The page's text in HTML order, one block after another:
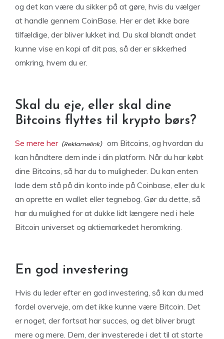
og det kan være du sikker på at gøre, hvis du vælger
at handle gennem CoinBase. Her er det ikke bare
tilfældige, der bliver lukket ind. Du skal blandt andet
kunne vise en kopi af dit pas, så der er sikkerhed
omkring, hvem du er.
Skal du eje, eller skal dine
Bitcoins flyttes til krypto børs?
Se mere her
om Bitcoins, og hvordan du
kan håndtere dem inde i din platform. Når du har købt
dine Bitcoins, så har du to muligheder. Du kan enten
lade dem stå på din konto inde på Coinbase, eller du k
an oprette en wallet eller tegnebog. Gør du dette, så
har du mulighed for at dukke lidt længere ned i hele
Bitcoin universet og aktiemarkedet heromkring.
En god investering
Hvis du leder efter en god investering, så kan du med
fordel overveje, om det ikke kunne være Bitcoin. Det
er noget, der fortsat har succes, og det bliver brugt
mere og mere. Dem, der investerede i det til at starte